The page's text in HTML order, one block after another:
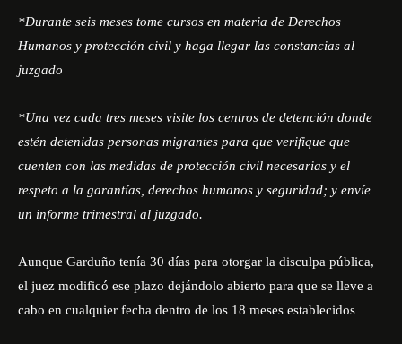
*Durante seis meses tome cursos en materia de Derechos
Humanos y protección civil y haga llegar las constancias al
juzgado
*Una vez cada tres meses visite los centros de detención donde
estén detenidas personas migrantes para que verifique que
cuenten con las medidas de protección civil necesarias y el
respeto a la garantías, derechos humanos y seguridad; y envíe
un informe trimestral al juzgado.
Aunque Garduño tenía 30 días para otorgar la disculpa pública,
el juez modificó ese plazo dejándolo abierto para que se lleve a
cabo en cualquier fecha dentro de los 18 meses establecidos